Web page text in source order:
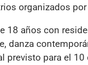
organizados
18 años con
previsto para el